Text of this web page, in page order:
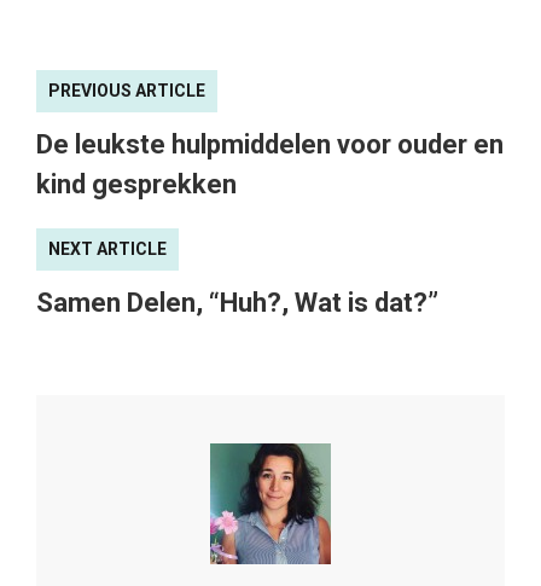
PREVIOUS ARTICLE
De leukste hulpmiddelen voor ouder en
kind gesprekken
NEXT ARTICLE
Samen Delen, “Huh?, Wat is dat?”